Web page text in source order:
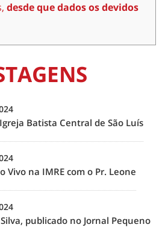
desde que dados os devidos
Batista Central de São Luís
Vivo na IMRE com o Pr. Leone
publicado no Jornal Pequeno